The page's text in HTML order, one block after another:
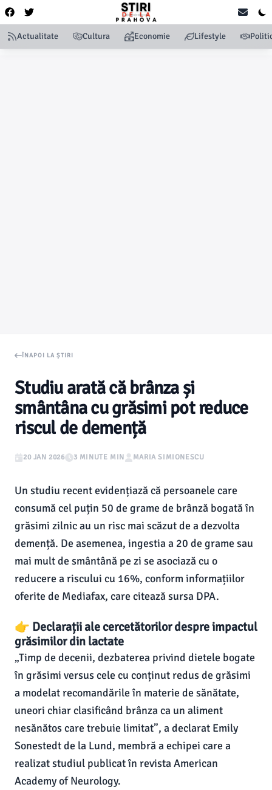
Actualitate Cultura Economie Lifestyle
ÎNAPOI LA ȘTIRI
Studiu arată că brânza și
smântâna cu grăsimi pot reduce
riscul de demență
20 JAN 2026 3 MINUTE MIN MARIA SIMIONESCU
Un studiu recent evidențiază că persoanele care
consumă cel puțin 50 de grame de brânză bogată în
grăsimi zilnic au un risc mai scăzut de a dezvolta
demență. De asemenea, ingestia a 20 de grame sau
mai mult de smântână pe zi se asociază cu o
reducere a riscului cu 16%, conform informațiilor
oferite de Mediafax, care citează sursa DPA.
👉 Declarații ale cercetătorilor despre impactul
grăsimilor din lactate
„Timp de decenii, dezbaterea privind dietele bogate
în grăsimi versus cele cu conținut redus de grăsimi
a modelat recomandările în materie de sănătate,
uneori chiar clasificând brânza ca un aliment
nesănătos care trebuie limitat”, a declarat Emily
Sonestedt de la Lund, membră a echipei care a
realizat studiul publicat în revista American
Academy of Neurology.